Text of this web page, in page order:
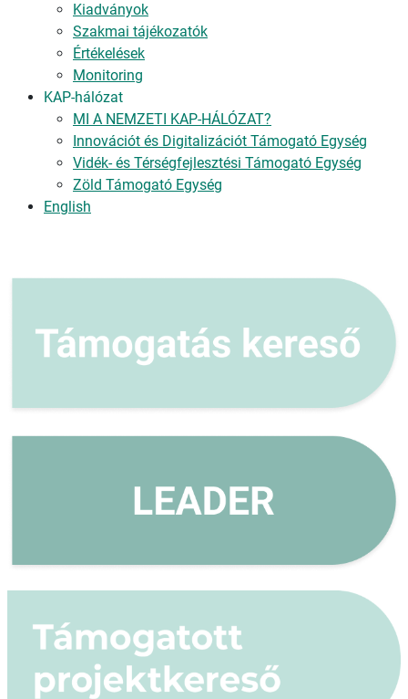
Kiadványok
Szakmai tájékozatók
Értékelések
Monitoring
KAP-hálózat
MI A NEMZETI KAP-HÁLÓZAT?
Innovációt és Digitalizációt Támogató Egység
Vidék- és Térségfejlesztési Támogató Egység
Zöld Támogató Egység
English